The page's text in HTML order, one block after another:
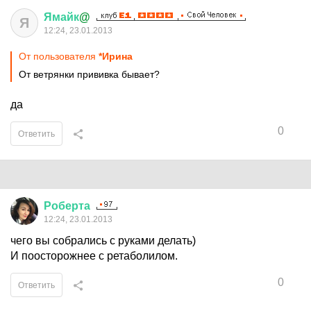
Я Ямайк@
12:24, 23.01.2013
От пользователя *Ирина
От ветрянки прививка бывает?
да
0
Ответить
Роберта
12:24, 23.01.2013
чего вы собрались с руками делать)
И поосторожнее с ретаболилом.
0
Ответить